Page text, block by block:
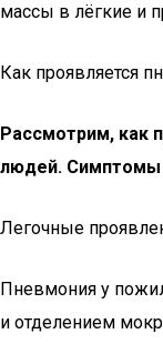
массы в лёгкие и
Как проявляется
Рассмотрим, как
людей. Симптомы
Легочные
Пневмония у
и отделением